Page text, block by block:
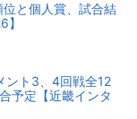
と個人賞、試合結
ント3、4回戦全12
予定【近畿インタ